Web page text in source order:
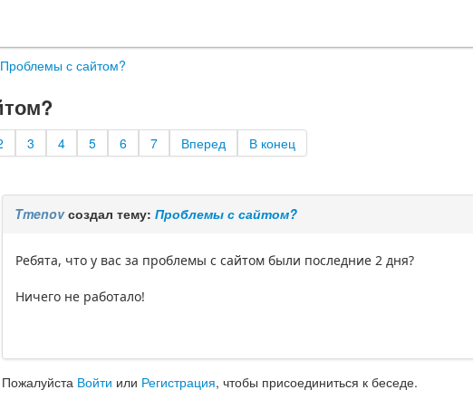
Проблемы с сайтом?
3 4 5 6 7 Вперед В конец
Tmenovсоздал тему:Проблемы с сайтом?
Ребята, что у вас за проблемы с сайтом были последние 2 дня?
Ничего не работало!
Пожалуйста Войти или Регистрация, чтобы присоединиться к беседе.